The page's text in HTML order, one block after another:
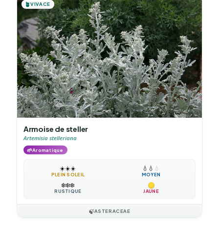
🪴VIVACE
Armoise de steller
Artemisia stelleriana
🌱Aromatique
☀️☀️☀️
PLEIN SOLEIL
💧 💧 💧
MOYEN
❄️❄️❄️
RUSTIQUE JAUNE
🍃ASTERACEAE